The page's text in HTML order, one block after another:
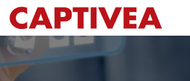
Se rendre au contenu